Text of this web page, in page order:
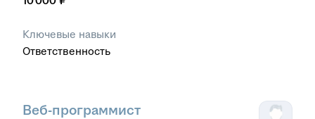
Ключевые навыки
Ответственность
Веб-программист